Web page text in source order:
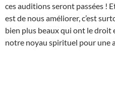
ces auditions seront passées !
est de nous améliorer, c’est
bien plus beaux qui ont le droit
notre noyau spirituel pour une